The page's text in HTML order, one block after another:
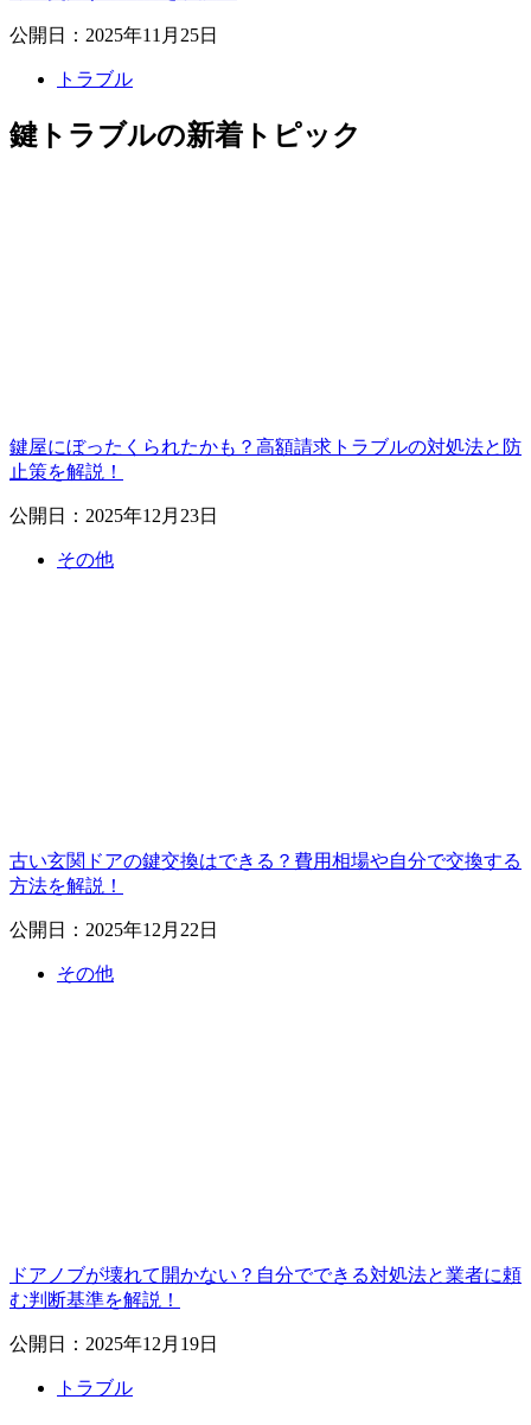
公開日：2025年11月25日
トラブル
鍵トラブルの新着トピック
鍵屋にぼったくられたかも？高額請求トラブルの対処法と防
止策を解説！
公開日：2025年12月23日
その他
古い玄関ドアの鍵交換はできる？費用相場や自分で交換する
方法を解説！
公開日：2025年12月22日
その他
ドアノブが壊れて開かない？自分でできる対処法と業者に頼
む判断基準を解説！
公開日：2025年12月19日
トラブル